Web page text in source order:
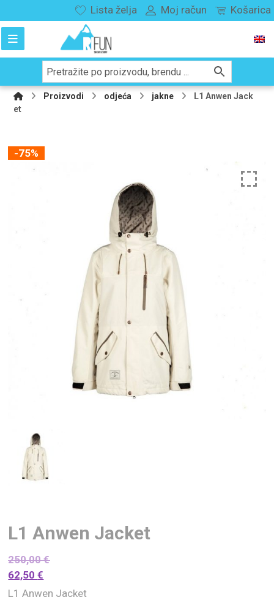
Lista želja Moj račun Košarica
Proizvodi odjeća jakne
L1 Anwen Jack
et
-75%
L1 Anwen Jacket
250,00€
62,50€
L1 Anwen Jacket